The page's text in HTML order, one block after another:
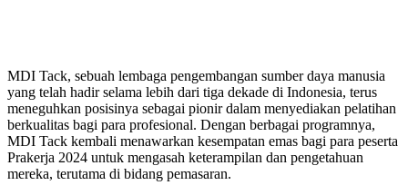
MDI Tack, sebuah lembaga pengembangan sumber daya manusia
yang telah hadir selama lebih dari tiga dekade di Indonesia, terus
meneguhkan posisinya sebagai pionir dalam menyediakan pelatihan
berkualitas bagi para profesional. Dengan berbagai programnya,
MDI Tack kembali menawarkan kesempatan emas bagi para peserta
Prakerja 2024 untuk mengasah keterampilan dan pengetahuan
mereka, terutama di bidang pemasaran.